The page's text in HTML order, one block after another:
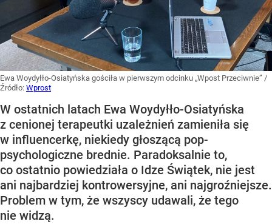
Ewa Woydyłło-Osiatyńska gościła w pierwszym odcinku „Wpost Przeciwnie” /
Źródło: Wprost
W ostatnich latach Ewa Woydyłło-Osiatyńska
z cenionej terapeutki uzależnień zamieniła się
w influencerkę, niekiedy głoszącą pop-
psychologiczne brednie. Paradoksalnie to,
co ostatnio powiedziała o Idze Świątek, nie jest
ani najbardziej kontrowersyjne, ani najgroźniejsze.
Problem w tym, że wszyscy udawali, że tego
nie widzą.